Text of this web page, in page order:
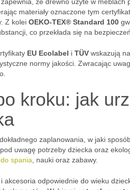
materiały oznaczone tym
Z kolei OEKO-TEX® Standard 100
co przekłada się na
EU Ecolabel i TÜV wskazują
normy jakości. Zwracając
kroku: jak
zaplanowania, w jaki
uwagę potrzeby dziecka oraz
spania , nauki oraz zabawy.
akcesoria odpowiednie do wieku